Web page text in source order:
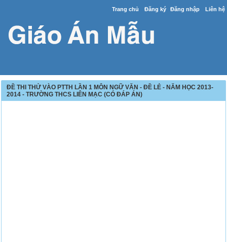
Trang chủ Đăng ký Đăng nhập Liên hệ
ĐỀ THI THỬ VÀO PTTH LẦN 1 MÔN NGỮ VĂN - ĐỀ LẺ - NĂM HỌC 2013-
2014 - TRƯỜNG THCS LIÊN MẠC (CÓ ĐÁP ÁN)